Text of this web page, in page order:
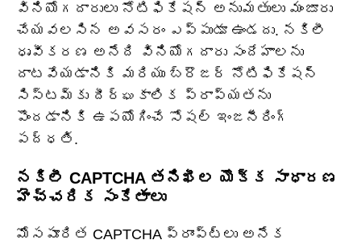
వినియోగదారులు నోటిఫికేషన్ అనుమతులు మంజూరు
చేయవలసిన అవసరం ఎప్పుడూ ఉండదు. నకిలీ
ధృవీకరణ అనేది వినియోగదారు సందేహాలను
దాటవేయడానికి మరియు బ్రౌజర్ నోటిఫికేషన్
సిస్టమ్‌కు దీర్ఘకాలిక ప్రాప్యతను
పొందడానికి ఉపయోగించే సోషల్ ఇంజనీరింగ్
పద్ధతి.
నకిలీ CAPTCHA తనిఖీల యొక్క సాధారణ
హెచ్చరిక సంకేతాలు
మోసపూరిత CAPTCHA ప్రాంప్ట్‌లు అనేక